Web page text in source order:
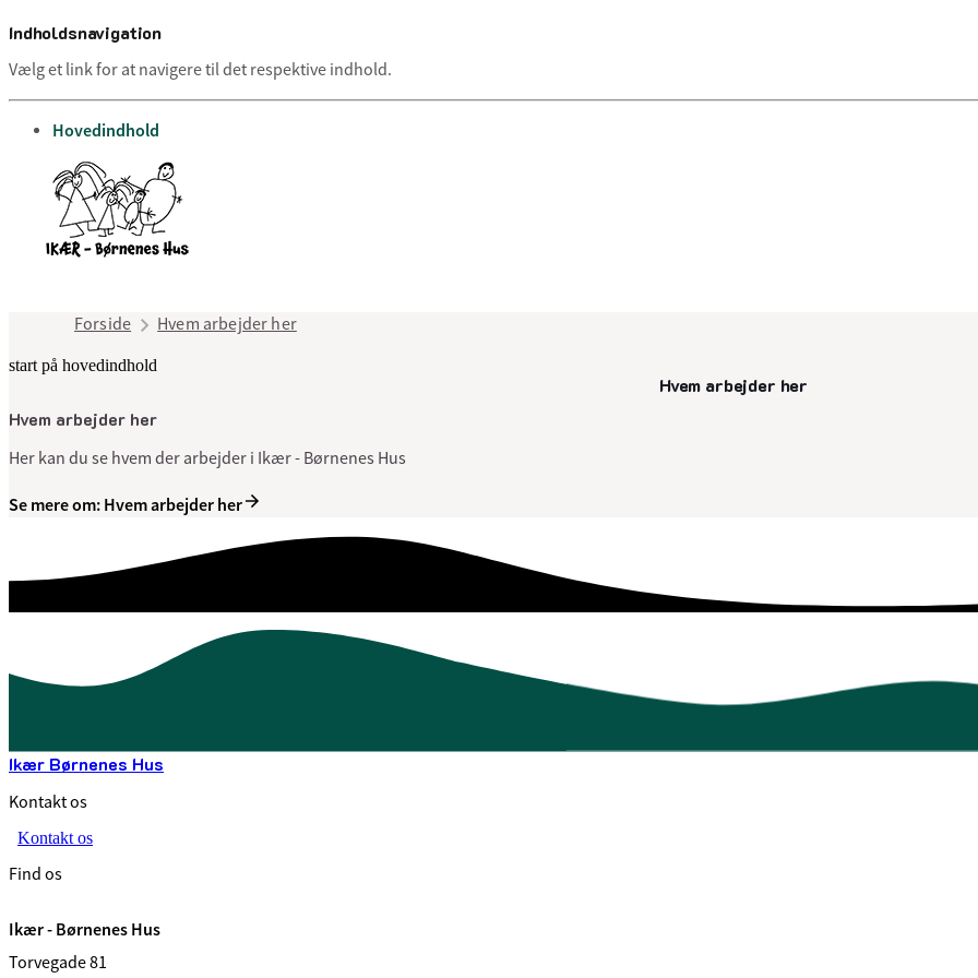
Indholdsnavigation
Vælg et link for at navigere til det respektive indhold.
gå til
Hovedindhold
Forside Hvem arbejder her
start på hovedindhold
Hvem arbejder hersenest opdateret 10. juli 2025
Hvem arbejder her
Her kan du se hvem der arbejder i Ikær - Børnenes Hus
Se mere om: Hvem arbejder her
Ikær Børnenes Hus
Kontakt os
Kontakt os
Find os
Ikær - Børnenes Hus
Torvegade 81